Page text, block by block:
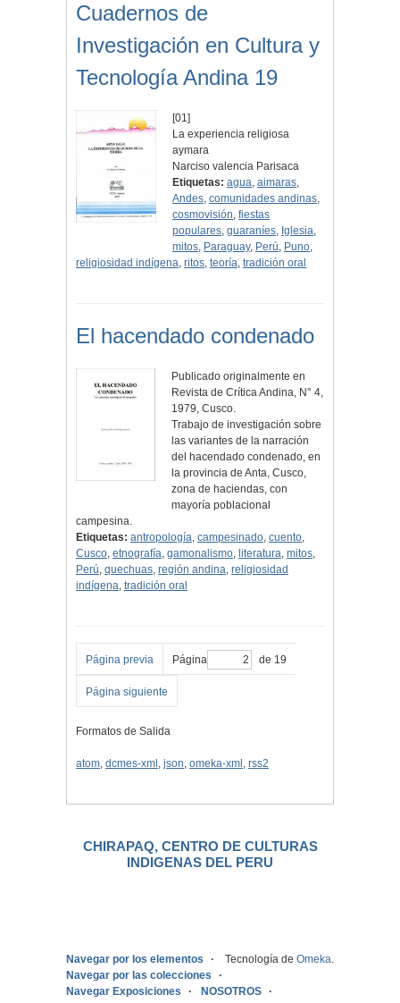
Cuadernos de
Investigación en Cultura y
Tecnología Andina 19
[01]
La experiencia religiosa
aymara
Narciso valencia Parisaca
Etiquetas: agua,aimaras,
Andes,comunidades andinas,
cosmovisión,fiestas
populares,guaraníes, Iglesia,
mitos, Paraguay, Perú, Puno,
religiosidad indígena, ritos, teoría, tradición oral
El hacendado condenado
Publicado originalmente en
Revista de Crítica Andina, N° 4,
1979, Cusco.
Trabajo de investigación sobre
las variantes de la narración
del hacendado condenado, en
la provincia de Anta, Cusco,
zona de haciendas, con
mayoría poblacional
campesina.
Etiquetas: antropología, campesinado, cuento,
Cusco, etnografía, gamonalismo, literatura, mitos,
Perú, quechuas, región andina, religiosidad
indígena, tradición oral
Página previa Página de 19
Página siguiente
Formatos de Salida
atom, dcmes-xml , json, omeka-xml , rss2
CHIRAPAQ, CENTRO DE CULTURAS
INDIGENAS DEL PERU
Navegar por los elementos
Navegar por las colecciones
Navegar Exposiciones
NOSOTROS
Tecnología de Omeka.